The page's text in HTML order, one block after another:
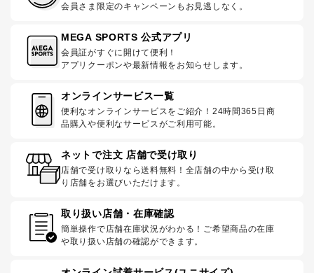
会員さま限定のキャンペーンもお見逃しなく。
MEGA SPORTS 公式アプリ
会員証がすぐに開けて便利！
アプリクーポンや最新情報をお知らせします。
オンラインサービス一覧
便利なオンラインサービスをご紹介！24時間365日商
品購入や便利なサービスがご利用可能。
ネットで注文 店舗で受け取り
店舗で受け取りなら送料無料！全店舗の中から受け取
り店舗をお選びいただけます。
取り扱い店舗・在庫確認
簡単操作で店舗在庫状況がわかる！ご希望商品の在庫
や取り扱い店舗の確認ができます。